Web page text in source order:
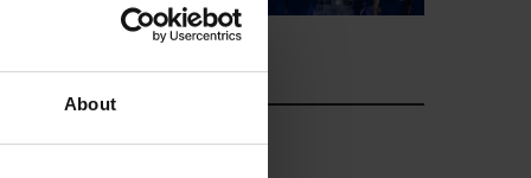
About
miércoles, 22
de julio de 2026